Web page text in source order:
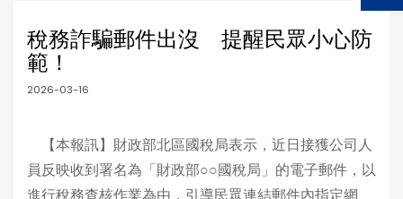
稅務詐騙郵件出沒 提醒民眾小心防
範！
2026-03-16
【本報訊】財政部北區國稅局表示，近日接獲公司人
員反映收到署名為「財政部○○國稅局」的電子郵件，以
進行稅務查核作業為由，引導民眾連結郵件內指定網